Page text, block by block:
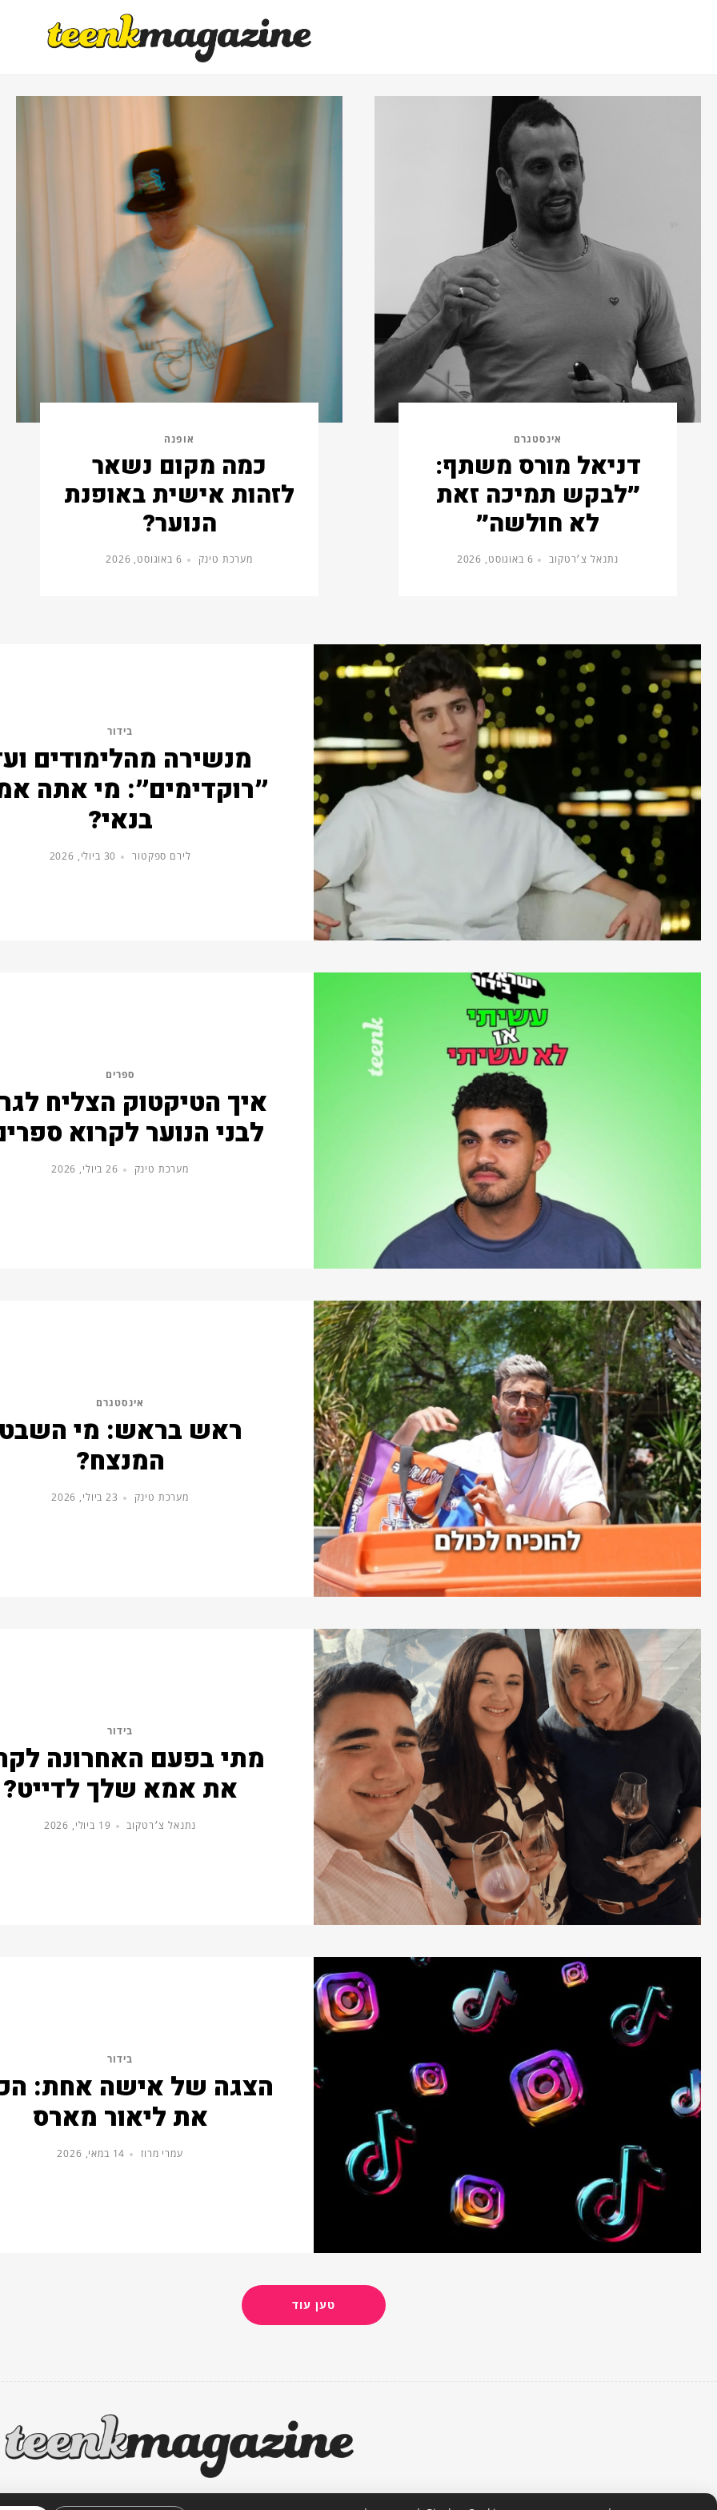
אינסטגרם
דניאל מורס משתף:
״לבקש תמיכה זאת
לא חולשה״
נתנאל צ׳רטקוב 6 באוגוסט, 2026
אופנה
כמה מקום נשאר
לזהות אישית באופנת
הנוער?
מערכת טינק 6 באוגוסט, 2026
בידור
מנשירה מהלימודים
״רוקדימים״: מי אתה
בנאי?
לירם ספקטור 30 ביולי, 2026
ספרים
איך הטיקטוק הצליח
לבני הנוער לקרוא
מערכת טינק 26 ביולי, 2026
אינסטגרם
ראש בראש: מי
המנצח?
מערכת טינק 23 ביולי, 2026
בידור
מתי בפעם האחרונה
את אמא שלך לדייט?
נתנאל צ׳רטקוב 19 ביולי, 2026
בידור
הצגה של אישה אחת:
את ליאור מארס
עמרי מרוז 14 במאי, 2026
טען עוד